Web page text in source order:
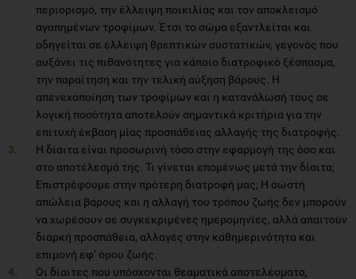
περιορισμό, την έλλειψη ποικιλίας και τον αποκλεισμό
αγαπημένων τροφίμων. Έτσι το σώμα εξαντλείται και
οδηγείται σε έλλειψη θρεπτικών συστατικών, γεγονός που
αυξάνει τις πιθανότητες για κάποιο διατροφικό ξέσπασμα,
την παραίτηση και την τελική αύξηση βάρους. Η
απενεχοποίηση των τροφίμων και η κατανάλωσή τους σε
λογική ποσότητα αποτελούν σημαντικά κριτήρια για την
επιτυχή έκβαση μίας προσπάθειας αλλαγής της διατροφής.
Η δίαιτα είναι προσωρινή τόσο στην εφαρμογή της όσο και
στο αποτέλεσμά της. Τι γίνεται επομένως μετά την δίαιτα;
Επιστρέφουμε στην πρότερη διατροφή μας; Η σωστή
απώλεια βάρους και η αλλαγή του τρόπου ζωής δεν μπορούν
να χωρέσουν σε συγκεκριμένες ημερομηνίες, αλλά απαιτούν
διαρκή προσπάθεια, αλλαγές στην καθημερινότητα και
επιμονή εφ’ όρου ζωής.
Οι δίαιτες που υπόσχονται θεαματικά αποτελέσματα,